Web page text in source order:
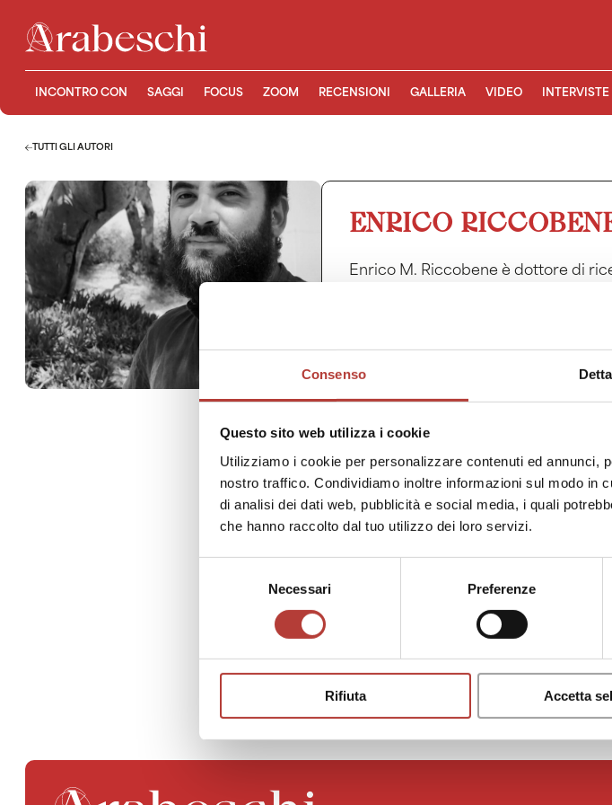
Consenso
Questo sito web utilizza i cookie
Utilizziamo i cookie per personalizzare contenuti ed annunci,
nostro traffico. Condividiamo inoltre informazioni sul modo in
di analisi dei dati web, pubblicità e social media, i quali
che hanno raccolto dal tuo utilizzo dei loro servizi.
Necessari Preferenze
Rifiuta Accetta
INCONTRO CON SAGGI FOCUS ZOOM RECENSIONI GALLERIA VIDEO INTERVISTE
TUTTI GLI AUTORI
ENRICO
Enrico M. Riccobene è dottore di
di Catania, in cinema, con un
collaborato con la Fondazione
collaborato anche con
ricerca accademica, percorre
(cortometraggi, documentari,
Enrico M. Riccobene is a PhD in
with the Home Movies Foundation –
the Rome-based association Fuori
pursues visual research: he is a